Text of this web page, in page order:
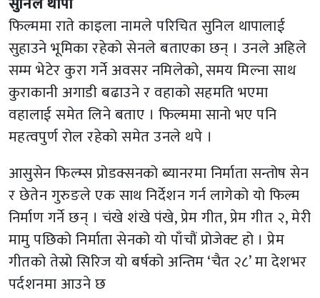
फिल्ममा राते काइला नामले परिचित सुनिल थापालाई
सुहाउने भूमिका रहेको सेनले बताएका छन् । उनले अहिले
सम्म भेटेर कुरा गर्ने अवसर नमिलेको, समय मिल्ना साथ
कुराकानी अगाडी बढाउने र वहाको सहमति भएमा
वहालाई समेत लिने बताए । फिल्ममा सानो भए पनि
महत्वपुर्ण रोल रहेको समेत उनले थपे ।
आसुसेन फिल्म्स प्रोडक्सनको ब्यानरमा निर्माता सन्तोष सेन
र छेतेन गुरुङले एक साथ निर्देशन गर्न लागेको यो फिल्म
निर्माण गर्ने छन् । चंखे शंखे पंखे, प्रेम गीत, प्रेम गीत २, मेरी
मामु पछिको निर्माता सेनको यो पाँचौं प्रोजेक्ट हो । प्रेम
गीतको तेस्रो सिरिज यो बर्षको अन्तिम ‘चैत २८’ मा देशभर
पर्दशनमा आउने छ